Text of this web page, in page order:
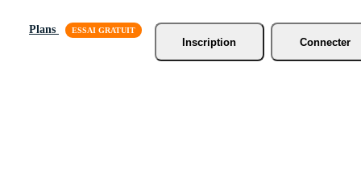
Plans
Inscription
Connecter